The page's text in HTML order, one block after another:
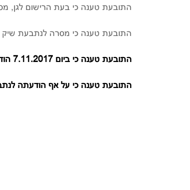
התובעת טענה כי בעת הרישום לגן, מסרה לנתבעת 11 שיקים ע"ס 1,900 ₪ כ"א לכיסוי התשלום החודשי
התובעת טענה כי מסרה לנתבעת שיק ע"ס 400 ₪ בגין דמי הרשמה וביטוח ושיק נוסף ע"ס 800 ₪
התובעת טענה כי ביום 7.11.2017 הודיעה לנתבעת טלפונית כי בנה דניאל יסיים את שהותו בגן החל מיום 1.12.2017 בשל טיפול לקוי.
התובעת טענה כי על אף הודעתה לנתבעת, הנתבעת הציגה